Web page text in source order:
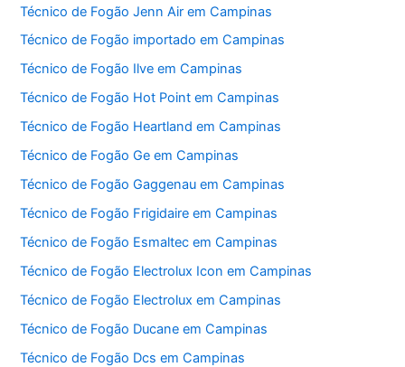
Técnico de Fogão Jenn Air em Campinas
Técnico de Fogão importado em Campinas
Técnico de Fogão Ilve em Campinas
Técnico de Fogão Hot Point em Campinas
Técnico de Fogão Heartland em Campinas
Técnico de Fogão Ge em Campinas
Técnico de Fogão Gaggenau em Campinas
Técnico de Fogão Frigidaire em Campinas
Técnico de Fogão Esmaltec em Campinas
Técnico de Fogão Electrolux Icon em Campinas
Técnico de Fogão Electrolux em Campinas
Técnico de Fogão Ducane em Campinas
Técnico de Fogão Dcs em Campinas